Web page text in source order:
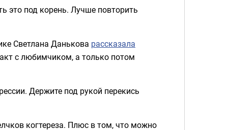
это под корень. Лучше повторить
Светлана Данькова рассказала
с любимчиком, а только потом
Держите под рукой перекись
когтереза. Плюс в том, что можно